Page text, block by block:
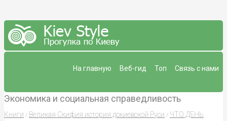
Связь с нами
Топ
Веб-гид
На главную
Экономика и социальная справедливость
Книги / Великая Скифия история докиевской Руси / ЧТО ДЕНЬ